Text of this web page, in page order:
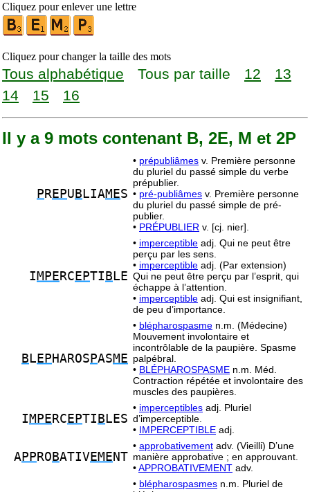
Cliquez pour enlever une lettre
Cliquez pour changer la taille des mots
Tous alphabétique Tous par taille 12
13
14
15 16
Il y a 9 mots contenant B, 2E, M et 2P
P REPU B LIAMES
• prépubliâmes v. Première personne
du pluriel du passé simple du verbe
prépublier.
• pré-publiâmes v. Première personne
du pluriel du passé simple de pré-
publier.
• PRÉPUBLIER v. [cj. nier].
I MPE RC EPTI B LE
• imperceptible adj. Qui ne peut être
perçu par les sens.
• imperceptible adj. (Par extension)
Qui ne peut être perçu par l’esprit, qui
échappe à l’attention.
• imperceptible adj. Qui est insignifiant,
de peu d’importance.
B L EP HAROS PASME
• blépharospasme n.m. (Médecine)
Mouvement involontaire et
incontrôlable de la paupière. Spasme
palpébral.
• BLÉPHAROSPASME n.m. Méd.
Contraction répétée et involontaire des
muscles des paupières.
I MPE RC EPTI B LES
• imperceptibles adj. Pluriel
d’imperceptible.
• IMPERCEPTIBLE adj.
APP RO BATIVEME NT
• approbativement adv. (Vieilli) D’une
manière approbative ; en approuvant.
•APPROBATIVEMENT adv.
• blépharospasmes n.m. Pluriel de